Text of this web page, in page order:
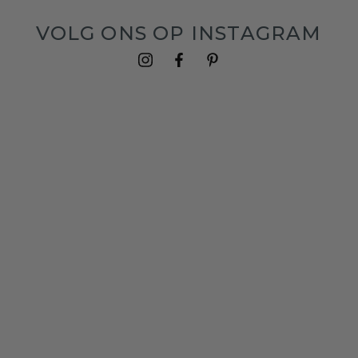
VOLG ONS OP INSTAGRAM